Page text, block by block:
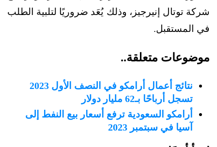
شركة توتال إنيرجيز، وذلك يُعَد ضروريًا لتلبية الطلب
في المستقبل.
موضوعات متعلقة..
نتائج أعمال أرامكو في النصف الأول 2023
تسجل أرباحًا بـ62 مليار دولار
أرامكو السعودية ترفع أسعار بيع النفط إلى
آسيا في سبتمبر 2023